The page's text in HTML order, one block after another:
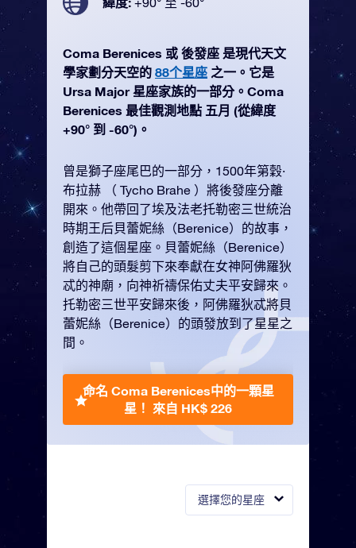
選擇您的星座
Coma Berenices 或 後發座 是現代天文
學家劃分天空的 88个星座 之一。它是
Ursa Major 星座家族的一部分。Coma
Berenices 最佳觀測地點 五月 (從緯度
+90° 到 -60°)。
曾是獅子座尾巴的一部分，1500年第穀·
布拉赫 （ Tycho Brahe ）將後發座分離
開來。他帶回了埃及法老托勒密三世統治
時期王后貝蕾妮絲（Berenice）的故事，
創造了這個星座。貝蕾妮絲（Berenice）
將自己的頭髮剪下來奉獻在女神阿佛羅狄
忒的神廟，向神祈禱保佑丈夫平安歸來。
托勒密三世平安歸來後，阿佛羅狄忒將貝
蕾妮絲（Berenice）的頭發放到了星星之
間。
命名 Coma Berenices中的一顆星
星！ 來自 HK$ 226